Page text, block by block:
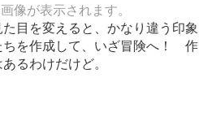
像が表示されます。
目を変えると、かなり違う印象
ちを作成して、いざ冒険へ！ 作
るわけだけど。